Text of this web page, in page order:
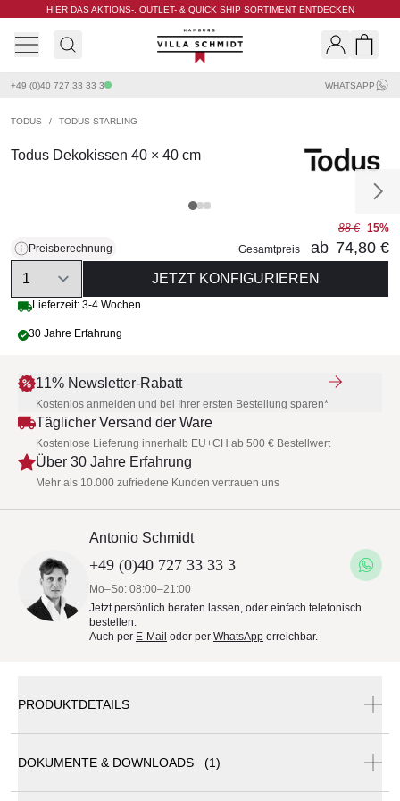
HIER DAS AKTIONS-, OUTLET- & QUICK SHIP SORTIMENT ENTDECKEN
Villa Schmidt
+49 (0)40 727 33 33 3 WHATSAPP
TODUS / TODUS STARLING
Todus Dekokissen 40 × 40 cm
Preisberechnung
88 € 15%
Gesamtpreis
ab 74,80 €
Quantity
JETZT KONFIGURIEREN
Lieferzeit: 3-4 Wochen
30 Jahre Erfahrung
11% Newsletter-Rabatt
Kostenlos anmelden und bei Ihrer ersten Bestellung sparen*
Täglicher Versand der Ware
Kostenlose Lieferung innerhalb EU+CH ab 500 € Bestellwert
Über 30 Jahre Erfahrung
Mehr als 10.000 zufriedene Kunden vertrauen uns
Antonio Schmidt
+49 (0)40 727 33 33 3
Mo–So: 08:00–21:00
Jetzt persönlich beraten lassen, oder einfach telefonisch
bestellen.
Auch per E-Mail oder per WhatsApp erreichbar.
PRODUKTDETAILS
Bitte beachten Sie die Mindestbestellmenge von 2
DOKUMENTE & DOWNLOADS (1)